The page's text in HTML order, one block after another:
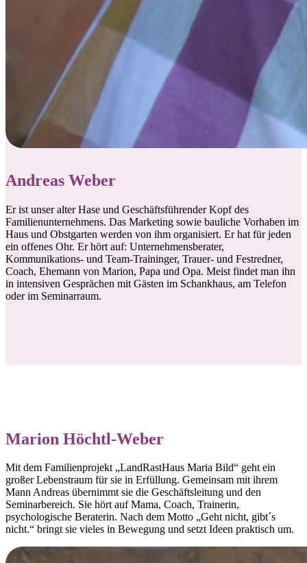
Andreas Weber
Er ist unser alter Hase und Geschäftsführender Kopf des
Familienunternehmens. Das Marketing sowie bauliche Vorhaben im
Haus und Obstgarten werden von ihm organisiert. Er hat für jeden
ein offenes Ohr. Er hört auf: Unternehmensberater,
Kommunikations- und Team-Traininger, Trauer- und Festredner,
Coach, Ehemann von Marion, Papa und Opa. Meist findet man ihn
in intensiven Gesprächen mit Gästen im Schankhaus, am Telefon
oder im Seminarraum.
Marion Höchtl-Weber
Mit dem Familienprojekt „LandRastHaus Maria Bild“ geht ein
großer Lebenstraum für sie in Erfüllung. Gemeinsam mit ihrem
Mann Andreas übernimmt sie die Geschäftsleitung und den
Seminarbereich. Sie hört auf Mama, Coach, Trainerin,
psychologische Beraterin. Nach dem Motto „Geht nicht, gibt´s
nicht.“ bringt sie vieles in Bewegung und setzt Ideen praktisch um.